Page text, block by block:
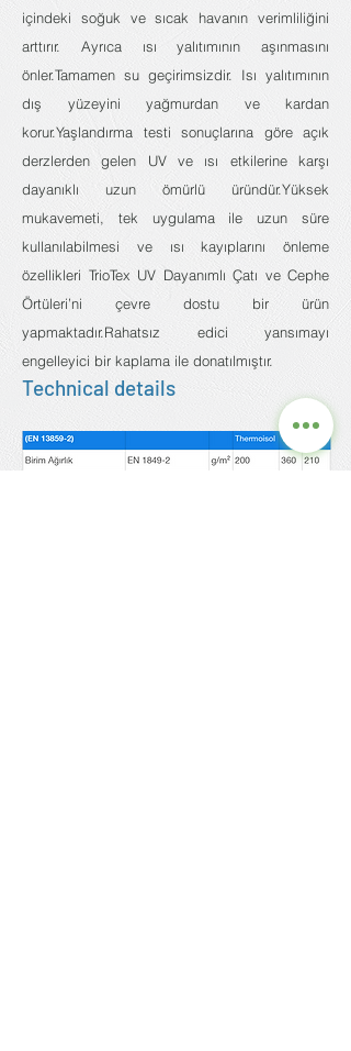
içindeki soğuk ve sıcak havanın verimliliğini
arttırır. Ayrıca ısı yalıtımının aşınmasını
önler.Tamamen su geçirimsizdir. Isı yalıtımının
dış yüzeyini yağmurdan ve kardan
korur.Yaşlandırma testi sonuçlarına göre açık
derzlerden gelen UV ve ısı etkilerine karşı
dayanıklı uzun ömürlü üründür.Yüksek
mukavemeti, tek uygulama ile uzun süre
kullanılabilmesi ve ısı kayıplarını önleme
özellikleri TrioTex UV Dayanımlı Çatı ve Cephe
Örtüleri’ni çevre dostu bir ürün
yapmaktadır.Rahatsız edici yansımayı
engelleyici bir kaplama ile donatılmıştır.
Technical details